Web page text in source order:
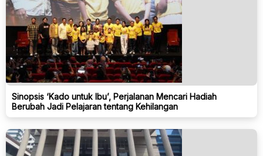
Sinopsis ‘Kado untuk Ibu’, Perjalanan Mencari Hadiah
Berubah Jadi Pelajaran tentang Kehilangan